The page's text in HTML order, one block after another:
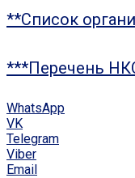
**Список
***Перечень
WhatsApp
VK
Telegram
Viber
Email